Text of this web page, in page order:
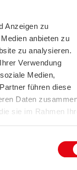
Anzeigen zu
anbieten zu
zu analysieren.
Verwendung
Medien,
führen diese
Daten
sie im Rahmen